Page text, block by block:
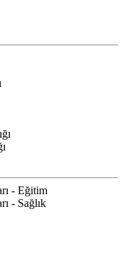
- Eğitim
- Sağlık